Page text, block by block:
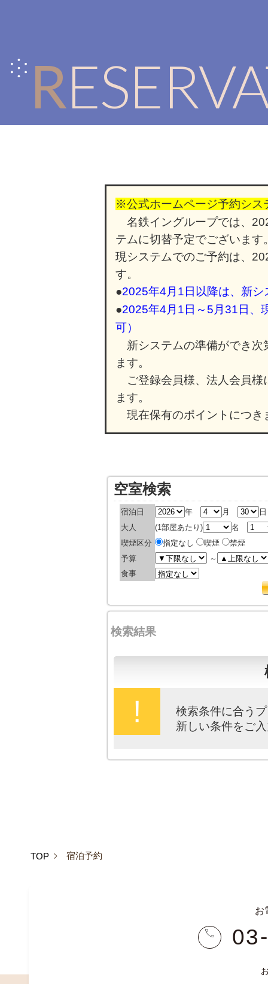
※公式ホームページ予約シ
名鉄イングループでは、
テムに切替予定でございま
現システムでのご予約は、
す。
●2025年4月1日以降は、新
●2025年4月1日～5月31日、
可）
新システムの準備ができ次
ます。
ご登録会員様、法人会員様
ます。
現在保有のポイントにつき
空室検索
宿泊日 年 月
大人
(1部屋あたり)
名
喫煙区分
指定なし 喫煙
禁煙
予算
～
食事
検索結果
!
検索条件に合う
新しい条件をご
TOP 宿泊予約
お